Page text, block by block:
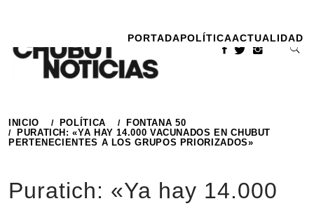
contenido
PORTADAPOLÍTICAACTUALIDAD
INICIO POLÍTICA
FONTANA 50
PURATICH: «YA HAY 14.000 VACUNADOS EN CHUBUT
PERTENECIENTES A LOS GRUPOS PRIORIZADOS»
Puratich: «Ya hay 14.000